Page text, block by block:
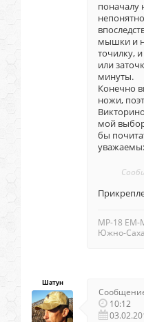
поначалу
мышки и
точилку,
или
минуты.
Конечно
ножи,
мой
бы
МР-18 ЕМ-
Южно-
Шатун
10:12